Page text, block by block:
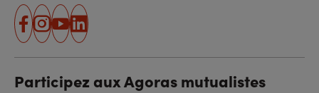
facebook
instagram
youtube
linkedin
Participez aux Agoras mutualistes